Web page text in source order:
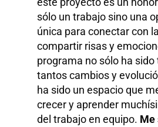
sólo un trabajo sino una
única para conectar con
compartir risas y
programa no sólo ha sido
tantos cambios y
ha sido un espacio que
crecer y aprender
del trabajo en equipo. Me